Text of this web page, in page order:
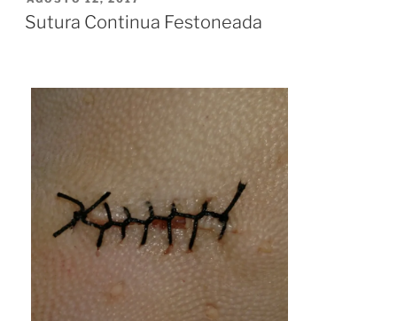
ON
Sutura Continua Festoneada